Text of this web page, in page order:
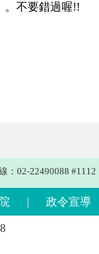
。不要錯過喔!!
：02-22490088 #1112
| 政令宣導